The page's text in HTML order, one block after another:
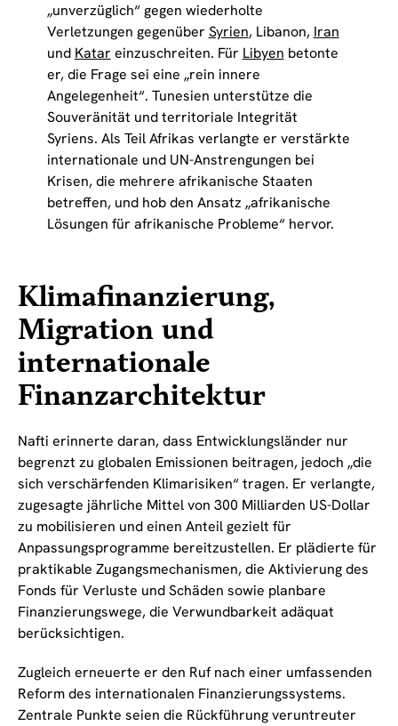
„unverzüglich“ gegen wiederholte
Verletzungen gegenüber Syrien, Libanon, Iran
und Katar einzuschreiten. Für Libyen betonte
er, die Frage sei eine „rein innere
Angelegenheit“. Tunesien unterstütze die
Souveränität und territoriale Integrität
Syriens. Als Teil Afrikas verlangte er verstärkte
internationale und UN-Anstrengungen bei
Krisen, die mehrere afrikanische Staaten
betreffen, und hob den Ansatz „afrikanische
Lösungen für afrikanische Probleme“ hervor.
Klimafinanzierung,
Migration und
internationale
Finanzarchitektur
Nafti erinnerte daran, dass Entwicklungsländer nur
begrenzt zu globalen Emissionen beitragen, jedoch „die
sich verschärfenden Klimarisiken“ tragen. Er verlangte,
zugesagte jährliche Mittel von 300 Milliarden US-Dollar
zu mobilisieren und einen Anteil gezielt für
Anpassungsprogramme bereitzustellen. Er plädierte für
praktikable Zugangsmechanismen, die Aktivierung des
Fonds für Verluste und Schäden sowie planbare
Finanzierungswege, die Verwundbarkeit adäquat
berücksichtigen.
Zugleich erneuerte er den Ruf nach einer umfassenden
Reform des internationalen Finanzierungssystems.
Zentrale Punkte seien die Rückführung veruntreuter